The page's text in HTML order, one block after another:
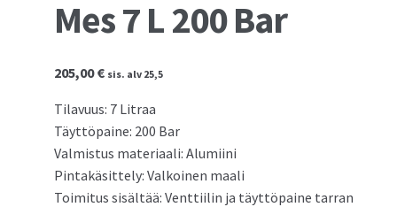
Mes 7 L 200 Bar
205,00€ sis. alv 25,5
Tilavuus: 7 Litraa
Täyttöpaine: 200 Bar
Valmistus materiaali: Alumiini
Pintakäsittely: Valkoinen maali
Toimitus sisältää: Venttiilin ja täyttöpaine tarran